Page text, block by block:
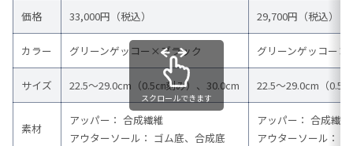
価格 33,000円（税込） 29,700円（税込）
カラー グリーンゲッコー×ブラック グリーンゲッコー×
サイズ 22.5～29.0cm（0.5㎝刻み）、30.0cm 22.5～29.0cm（0.5
素材
アッパー： 合成繊維
アウターソール： ゴム底、合成底
アッパー： 合成繊維
アウターソール：
スクロールできます